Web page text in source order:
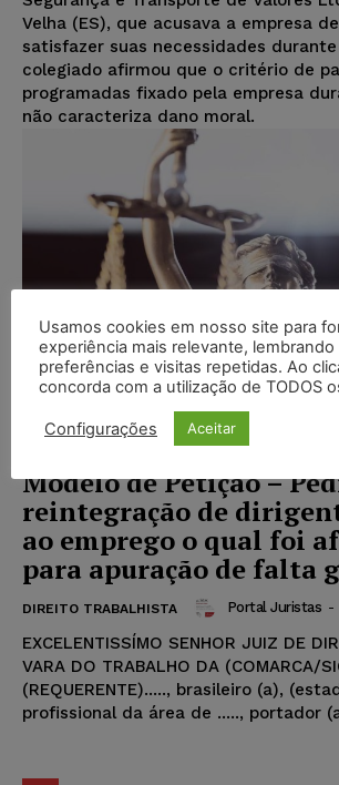
Velha (ES), que acusava a empresa
satisfazer suas necessidades
colegiado afirmou que o critério de
programadas fixado pela empresa
não caracteriza dano moral.
Modelo de Petição –
reintegração de
ao emprego o qual foi
para apuração de falta
DIREITO TRABALHISTA Portal Juristas -
EXCELENTISSÍMO SENHOR JUIZ DE
VARA DO TRABALHO DA (COMARCA/
(REQUERENTE)....., brasileiro (a),
profissional da área de ....., portador
Usamos cookies em nosso site para
experiência mais relevante, lembrando
preferências e visitas repetidas. Ao
concorda com a utilização de TODOS
Configurações Aceitar